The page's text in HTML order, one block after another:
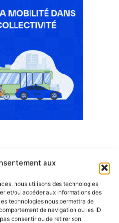
aux
nous utilisons des technologies
et/ou accéder aux informations des
technologies nous permettra de
de navigation ou les ID
consentir ou de retirer son
catégorie
annonce son
au Canada aux
SECLAB
2026